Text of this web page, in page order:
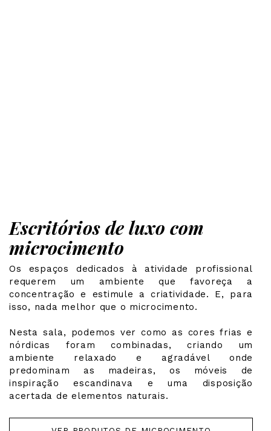
Escritórios de luxo com
microcimento
Os espaços dedicados à atividade profissional
requerem um ambiente que favoreça a
concentração e estimule a criatividade. E, para
isso, nada melhor que o microcimento.
Nesta sala, podemos ver como as cores frias e
nórdicas foram combinadas, criando um
ambiente relaxado e agradável onde
predominam as madeiras, os móveis de
inspiração escandinava e uma disposição
acertada de elementos naturais.